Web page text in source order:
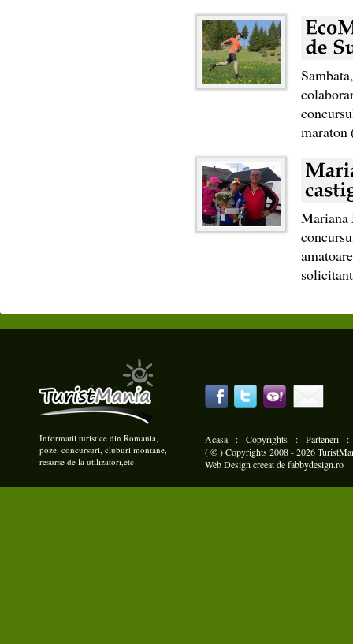
maraton
Mariana
Informatii turistice din Romania,
poze, concursuri, cluburi montane,
resurse de la utilizatori,etc
Acasa : Copyrights : Parteneri
( © ) Copyrights 2008 - 2026
Web Design creeat defabbydesign.ro